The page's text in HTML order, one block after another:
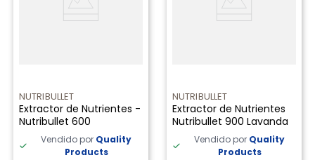
NUTRIBULLET
Extractor de Nutrientes -
Nutribullet 600
Vendido por Quality
Products
NUTRIBULLET
Extractor de Nutrientes
Nutribullet 900 Lavanda
Vendido por Quality
Products